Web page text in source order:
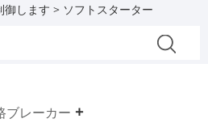
御します > ソフトスターター
ブレーカー